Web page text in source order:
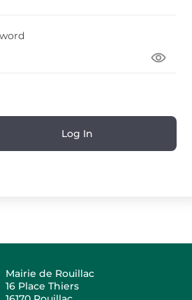
Log In
Mairie de Rouillac
16 Place Thiers